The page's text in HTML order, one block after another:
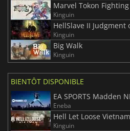
Marvel Tokon
Kinguin
HellSlave II Judgment
Kinguin
Big Walk
Kinguin
BIENTÔT DISPONIBLE
EA SPORTS Madden
Eneba
Hell Let Loose Vietnam
Kinguin